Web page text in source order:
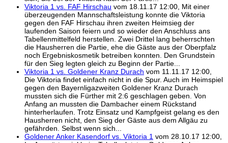
Viktoria 1 vs. FAF Hirschau vom 18.11.17 12:00, Mit einer
überzeugenden Mannschaftsleistung konnte die Viktoria
gegen den FAF Hirschau ihren zweiten Heimsieg der
laufenden Saison feiern und so wieder den Anschluss ans
Tabellenmittelfeld herstellen. Zwei Drittel lang beherrschten
die Hausherren die Partie, ehe die Gäste aus der Oberpfalz
noch Ergebniskosmetik betreiben konnten. Den Grundstein
für den Sieg legten gleich zu Beginn der Partie...
Viktoria 1 vs. Goldener Kranz Durach vom 11.11.17 12:00,
Die Viktoria findet einfach nicht in die Spur. Auch im Heimspiel
gegen den Bayernligazweiten Goldener Kranz Durach
mussten sich die Fürther mit 2:6 geschlagen geben. Von
Anfang an mussten die Dambacher einem Rückstand
hinterherlaufen. Trotz Einsatz und Kampfgeist gelang es den
Hausherren nicht, den Sieg der Gäste aus dem Allgäu zu
gefährden. Selbst wenn sich...
Goldener Anker Kasendorf vs. Viktoria 1 vom 28.10.17 12:00,